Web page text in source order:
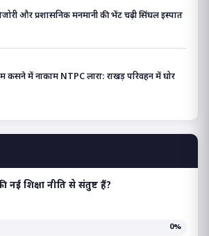
और प्रशासनिक मनमानी की भेंट चढ़ी सिंघल इस्पात
कसने में नाकाम NTPC लारा: राखड़ परिवहन में घोर
शिक्षा नीति से संतुष्ट हैं?
0%